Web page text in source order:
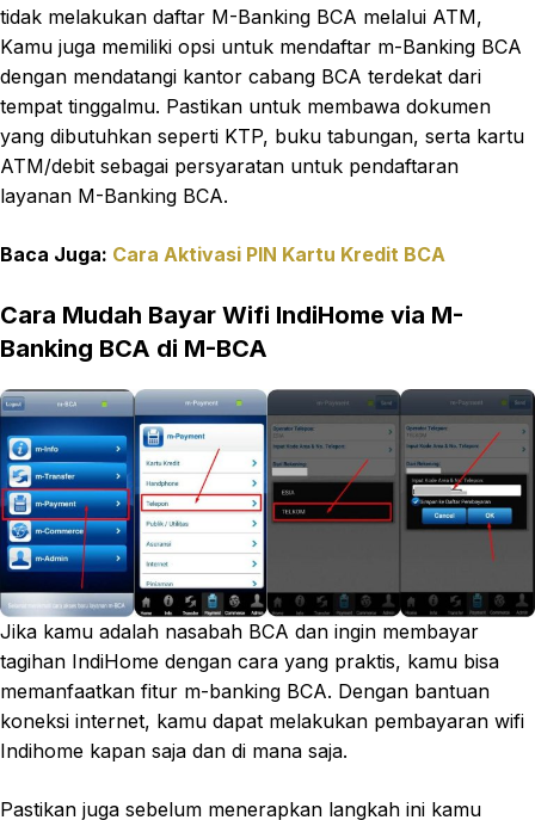
tidak melakukan daftar M-Banking BCA melalui ATM,
Kamu juga memiliki opsi untuk mendaftar m-Banking BCA
dengan mendatangi kantor cabang BCA terdekat dari
tempat tinggalmu. Pastikan untuk membawa dokumen
yang dibutuhkan seperti KTP, buku tabungan, serta kartu
ATM/debit sebagai persyaratan untuk pendaftaran
layanan M-Banking BCA.
Baca Juga: Cara Aktivasi PIN Kartu Kredit BCA
Cara Mudah Bayar Wifi IndiHome via M-
Banking BCA di M-BCA
Jika kamu adalah nasabah BCA dan ingin membayar
tagihan IndiHome dengan cara yang praktis, kamu bisa
memanfaatkan fitur m-banking BCA. Dengan bantuan
koneksi internet, kamu dapat melakukan pembayaran wifi
Indihome kapan saja dan di mana saja.
Pastikan juga sebelum menerapkan langkah ini kamu